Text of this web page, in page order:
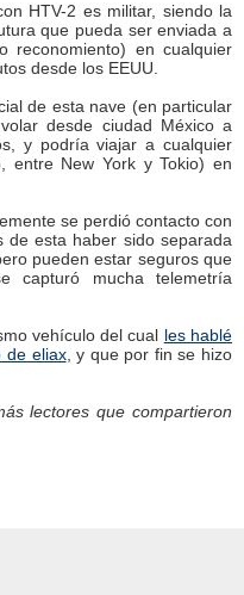
HTV-2 es militar, siendo la
que pueda ser enviada a
reconomiento) en cualquier
desde los EEUU.
de esta nave (en particular
desde ciudad México a
y podría viajar a cualquier
entre New York y Tokio) en
se perdió contacto con
de esta haber sido separada
pueden estar seguros que
capturó mucha telemetría
vehículo del cual les hablé
de eliax, y que por fin se hizo
lectores que compartieron